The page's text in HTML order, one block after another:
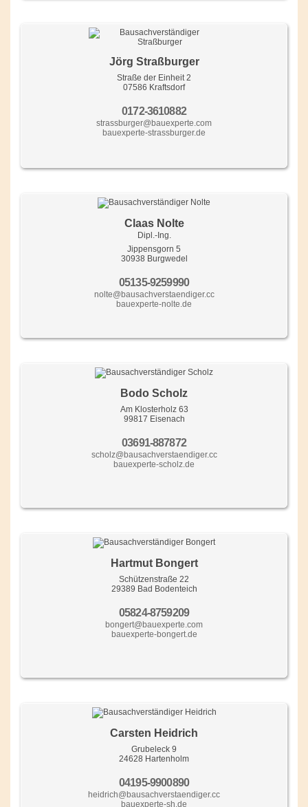
Jörg Straßburger
Straße der Einheit 2
07586 Kraftsdorf
0172-3610882
strassburger@bauexperte.com
bauexperte-strassburger.de
Claas Nolte
Dipl.-Ing.
Jippensgorn 5
30938 Burgwedel
05135-9259990
nolte@bausachverstaendiger.cc
bauexperte-nolte.de
Bodo Scholz
Am Klosterholz 63
99817 Eisenach
03691-887872
scholz@bausachverstaendiger.cc
bauexperte-scholz.de
Hartmut Bongert
Schützenstraße 22
29389 Bad Bodenteich
05824-8759209
bongert@bauexperte.com
bauexperte-bongert.de
Carsten Heidrich
Grubeleck 9
24628 Hartenholm
04195-9900890
heidrich@bausachverstaendiger.cc
bauexperte-sh.de